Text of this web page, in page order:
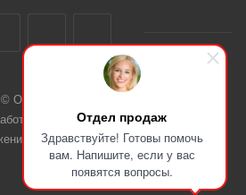
Отдел продаж
Здравствуйте! Готовы помочь
вам. Напишите, если у вас
появятся вопросы.
© ООО "СПб Металл"
сайта Dieztech
сайта — Веб-Центр